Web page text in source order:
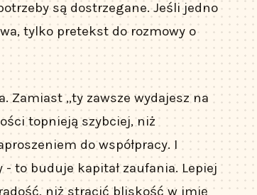
są dostrzegane. Jeśli jedno
tylko pretekst do rozmowy o
Zamiast „ty zawsze wydajesz na
topnieją szybciej, niż
do współpracy. I
to buduje kapitał zaufania. Lepiej
niż stracić bliskość w imię